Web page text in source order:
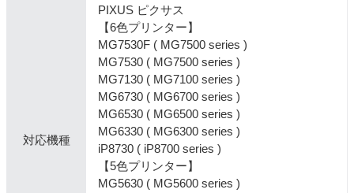
対応機種
PIXUS ピクサス
【6色プリンター】
MG7530F ( MG7500 series )
MG7530 ( MG7500 series )
MG7130 ( MG7100 series )
MG6730 ( MG6700 series )
MG6530 ( MG6500 series )
MG6330 ( MG6300 series )
iP8730 ( iP8700 series )
【5色プリンター】
MG5630 ( MG5600 series )